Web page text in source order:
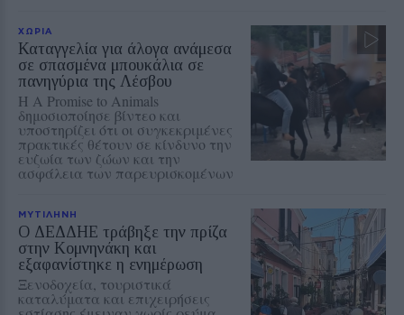
ΧΩΡΙΑ
Καταγγελία για άλογα ανάμεσα
σε σπασμένα μπουκάλια σε
πανηγύρια της Λέσβου
Η A Promise to Animals
δημοσιοποίησε βίντεο και
υποστηρίζει ότι οι συγκεκριμένες
πρακτικές θέτουν σε κίνδυνο την
ευζωία των ζώων και την
ασφάλεια των παρευρισκομένων
ΜΥΤΙΛΗΝΗ
Ο ΔΕΔΔΗΕ τράβηξε την πρίζα
στην Κομνηνάκη και
εξαφανίστηκε η ενημέρωση
Ξενοδοχεία, τουριστικά
καταλύματα και επιχειρήσεις